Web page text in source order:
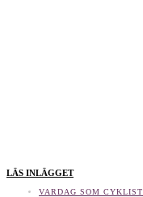
LÄS INLÄGGET
VARDAG SOM CYKLIST